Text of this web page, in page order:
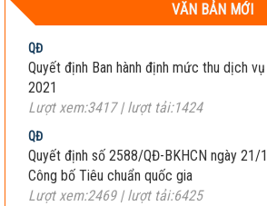
VĂN BẢN MỚI
QĐ
Quyết định Ban hành định mức thu dịch
2021
Lượt xem:3417 | lượt tải:1424
QĐ
Quyết định số 2588/QĐ-BKHCN ngày
Công bố Tiêu chuẩn quốc gia
Lượt xem:2469 | lượt tải:6425